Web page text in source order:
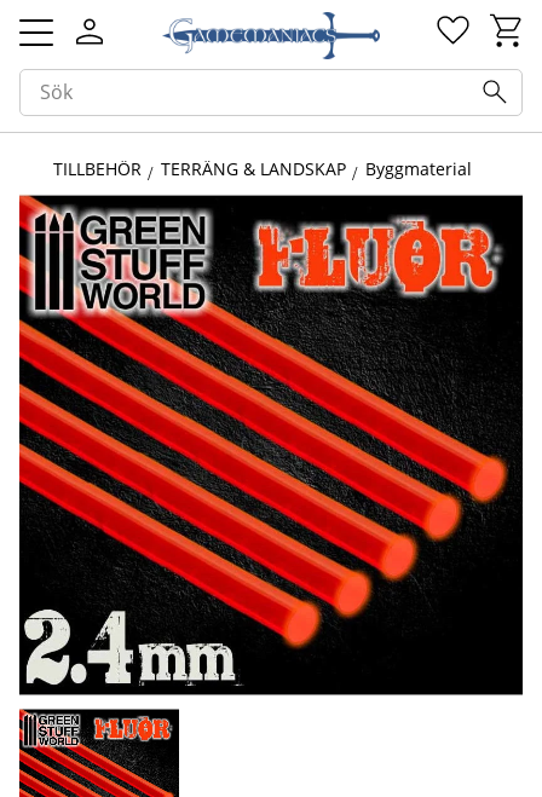
Meny
TILLBEHÖR TERRÄNG & LANDSKAP Byggmaterial